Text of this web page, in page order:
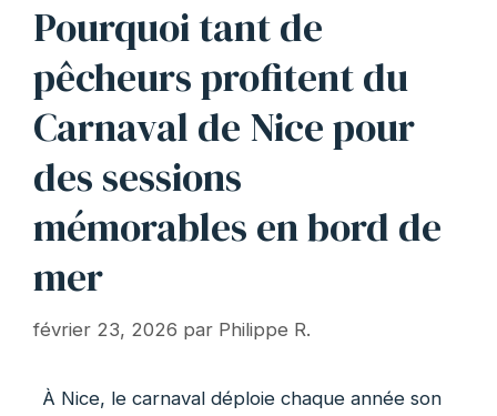
Pourquoi tant de
pêcheurs profitent du
Carnaval de Nice pour
des sessions
mémorables en bord de
mer
février 23, 2026 par Philippe R.
À Nice, le carnaval déploie chaque année son